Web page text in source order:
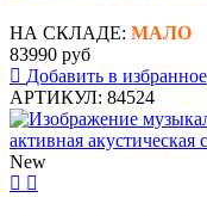
НА СКЛАДЕ: МАЛО
83990 руб
Добавить в избранное
АРТИКУЛ: 84524
New